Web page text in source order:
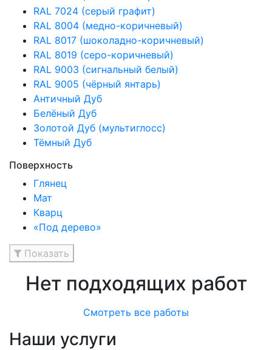
RAL 7024 (серый графит)
RAL 8004 (медно-коричневый)
RAL 8017 (шоколадно-коричневый)
RAL 8019 (серо-коричневый)
RAL 9003 (сигнальный белый)
RAL 9005 (чёрный янтарь)
Античный Дуб
Белёный Дуб
Золотой Дуб (мультиглосс)
Тёмный Дуб
Поверхность
Глянец
Мат
Кварц
«Под дерево»
Показать
Нет подходящих работ
Смотреть все работы
Наши услуги